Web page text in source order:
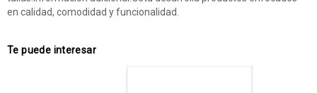
en calidad, comodidad y funcionalidad.
Te puede interesar